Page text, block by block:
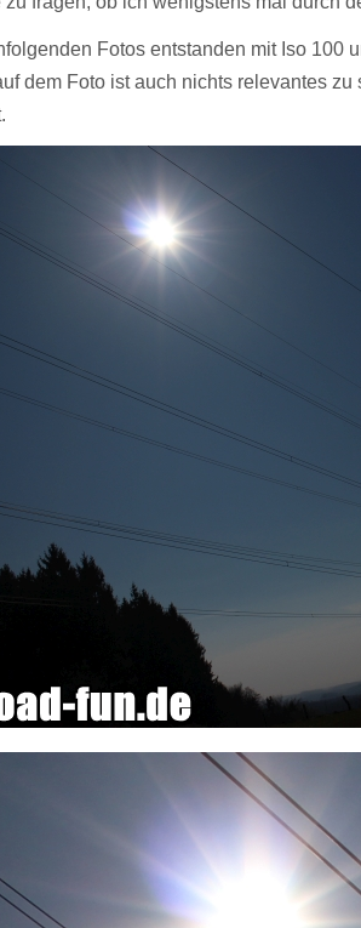
Fotos entstanden mit Iso 100
dem Foto ist auch nichts relevantes